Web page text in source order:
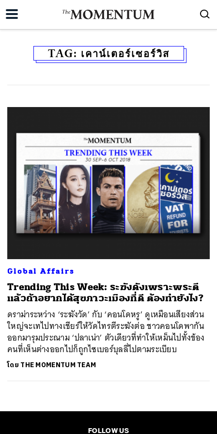
TAG: เคาน์เตอร์เซอร์วิส
Global Affairs
Trending This Week: ระฆังดังเพราะพระตี
แล้วถ้าอยากได้สุขภาวะเมืองที่ดี ต้องทำยังไง?
ดราม่าระหว่าง ‘ระฆังวัด’ กับ ‘คอนโดหรู’ ดูเหมือนเสียงส่วน
ใหญ่จะเทไปทางเชียร์ให้วัดไทรตีระฆังต่อ ชาวคอนโดพากัน
ออกมารุมประณาม ‘ปลาเน่า’ ตัวเดียวที่ทำให้เหม็นไปทั้งข้อง
คนที่เห็นต่างออกไปก็ถูกไซเบอร์บุลลี่ไปตามระเบียบ
โดย THE MOMENTUM TEAM
FOLLOW US